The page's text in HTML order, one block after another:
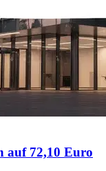
auf 72,10 Euro